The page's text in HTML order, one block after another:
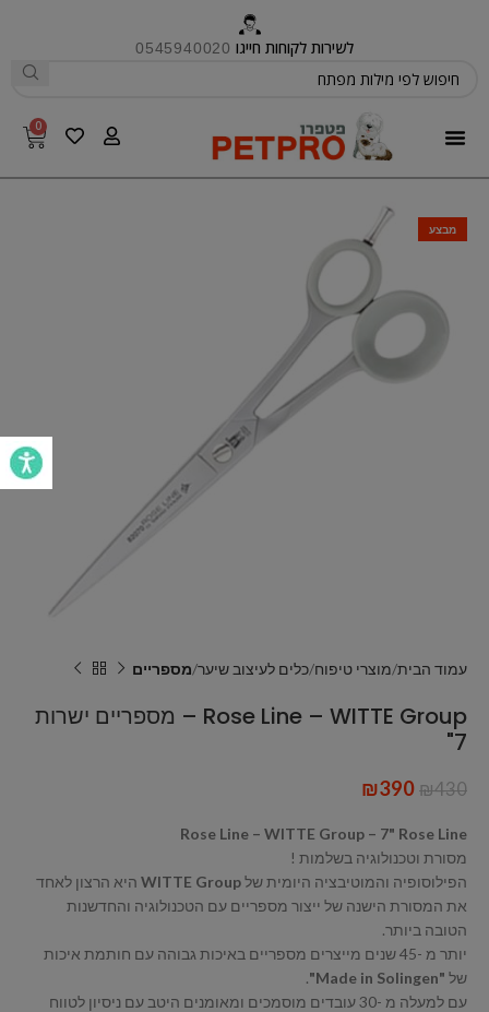
לשירות לקוחות חייגו 0545940020
0
מבצע
עמוד הבית מוצרי טיפוח כלים לעיצוב שיער מספריים
Rose Line – WITTE Group – מספריים ישרות
7"
₪430
₪390
Rose Line – WITTE Group – 7" Rose Line
מסורת וטכנולוגיה בשלמות !
הפילוסופיה והמוטיבציה היומית שלWITTE Group היא הרצון לאחד
את המסורת הישנה של ייצור מספריים עם הטכנולוגיה והחדשנות
הטובה ביותר.
יותר מ -45 שנים מייצרים מספריים באיכות גבוהה עם חותמת איכות
של "Made in Solingen"
.
עם למעלה מ -30 עובדים מוסמכים ומאומנים היטב עם ניסיון לטווח